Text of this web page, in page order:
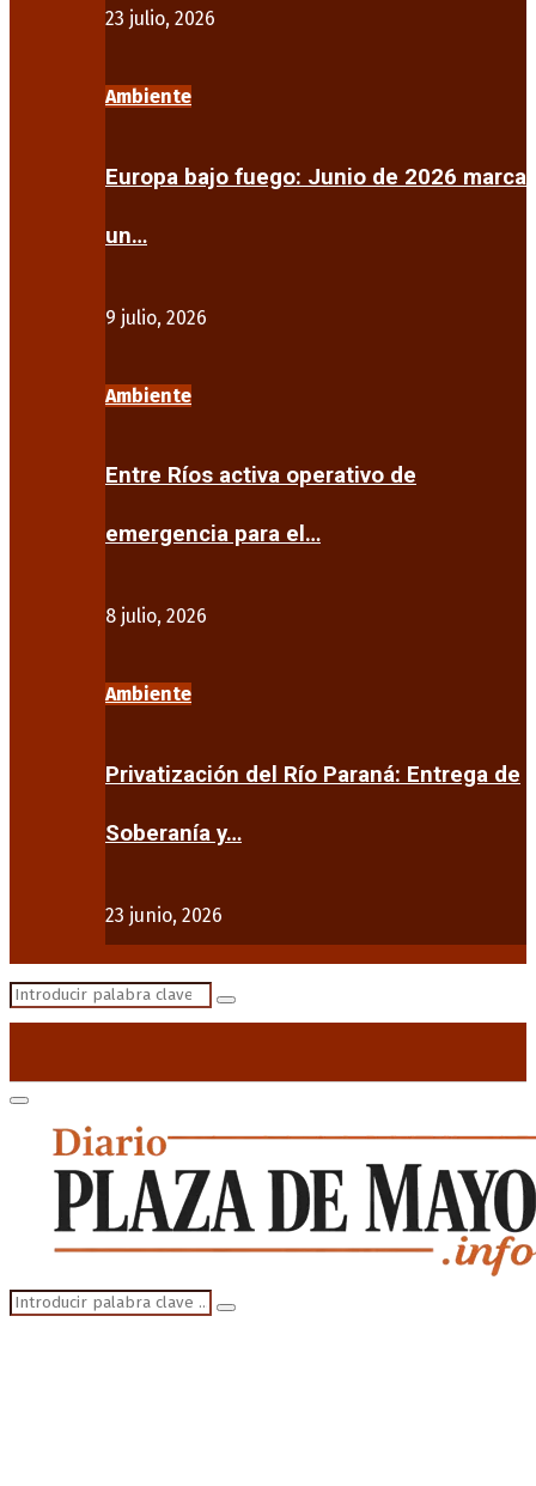
23 julio, 2026
Ambiente
Europa bajo fuego: Junio de 2026 marca
un…
9 julio, 2026
Ambiente
Entre Ríos activa operativo de
emergencia para el…
8 julio, 2026
Ambiente
Privatización del Río Paraná: Entrega de
Soberanía y…
23 junio, 2026
Search
Search
Primary
Menu
Search
for:
Search